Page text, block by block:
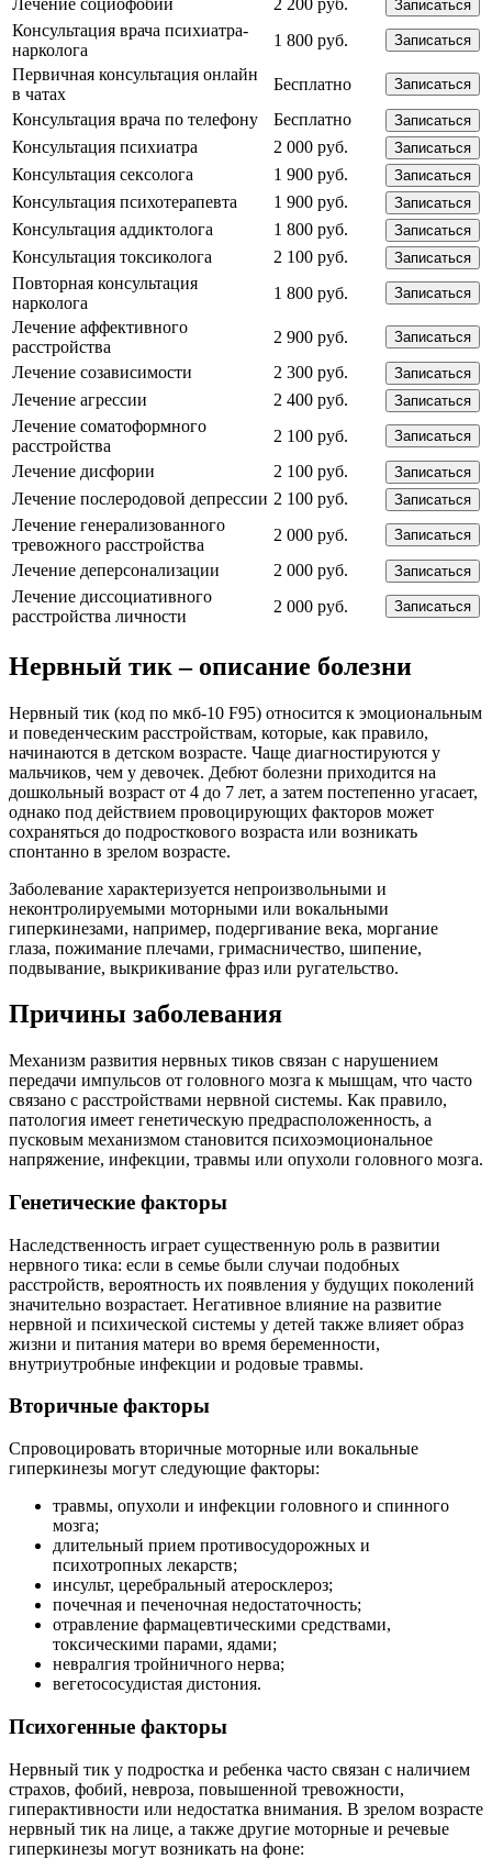
Записаться
Консультация врача психиатра-
нарколога
1 800 руб. Записаться
Первичная консультация онлайн
в чатах
Бесплатно Записаться
Консультация врача по телефону Бесплатно Записаться
Консультация психиатра 2 000 руб. Записаться
Консультация сексолога 1 900 руб. Записаться
Консультация психотерапевта 1 900 руб. Записаться
Консультация аддиктолога 1 800 руб. Записаться
Консультация токсиколога 2 100 руб. Записаться
Повторная консультация
нарколога
1 800 руб. Записаться
Лечение аффективного
расстройства
2 900 руб. Записаться
Лечение созависимости 2 300 руб. Записаться
Лечение агрессии 2 400 руб. Записаться
Лечение соматоформного
расстройства
2 100 руб. Записаться
Лечение дисфории 2 100 руб. Записаться
Лечение послеродовой депрессии 2 100 руб. Записаться
Лечение генерализованного
тревожного расстройства
2 000 руб. Записаться
Лечение деперсонализации 2 000 руб. Записаться
Лечение диссоциативного
расстройства личности
2 000 руб. Записаться
Нервный тик – описание болезни
Нервный тик (код по мкб-10 F95) относится к эмоциональным
и поведенческим расстройствам, которые, как правило,
начинаются в детском возрасте. Чаще диагностируются у
мальчиков, чем у девочек. Дебют болезни приходится на
дошкольный возраст от 4 до 7 лет, а затем постепенно угасает,
однако под действием провоцирующих факторов может
сохраняться до подросткового возраста или возникать
спонтанно в зрелом возрасте.
Заболевание характеризуется непроизвольными и
неконтролируемыми моторными или вокальными
гиперкинезами, например, подергивание века, моргание
глаза, пожимание плечами, гримасничество, шипение,
подвывание, выкрикивание фраз или ругательство.
Причины заболевания
Механизм развития нервных тиков связан с нарушением
передачи импульсов от головного мозга к мышцам, что часто
связано с расстройствами нервной системы. Как правило,
патология имеет генетическую предрасположенность, а
пусковым механизмом становится психоэмоциональное
напряжение, инфекции, травмы или опухоли головного мозга.
Генетические факторы
Наследственность играет существенную роль в развитии
нервного тика: если в семье были случаи подобных
расстройств, вероятность их появления у будущих поколений
значительно возрастает. Негативное влияние на развитие
нервной и психической системы у детей также влияет образ
жизни и питания матери во время беременности,
внутриутробные инфекции и родовые травмы.
Вторичные факторы
Спровоцировать вторичные моторные или вокальные
гиперкинезы могут следующие факторы:
травмы, опухоли и инфекции головного и спинного
мозга;
длительный прием противосудорожных и
психотропных лекарств;
инсульт, церебральный атеросклероз;
почечная и печеночная недостаточность;
отравление фармацевтическими средствами,
токсическими парами, ядами;
невралгия тройничного нерва;
вегетососудистая дистония.
Психогенные факторы
Нервный тик у подростка и ребенка часто связан с наличием
страхов, фобий, невроза, повышенной тревожности,
гиперактивности или недостатка внимания. В зрелом возрасте
нервный тик на лице, а также другие моторные и речевые
гиперкинезы могут возникать на фоне: